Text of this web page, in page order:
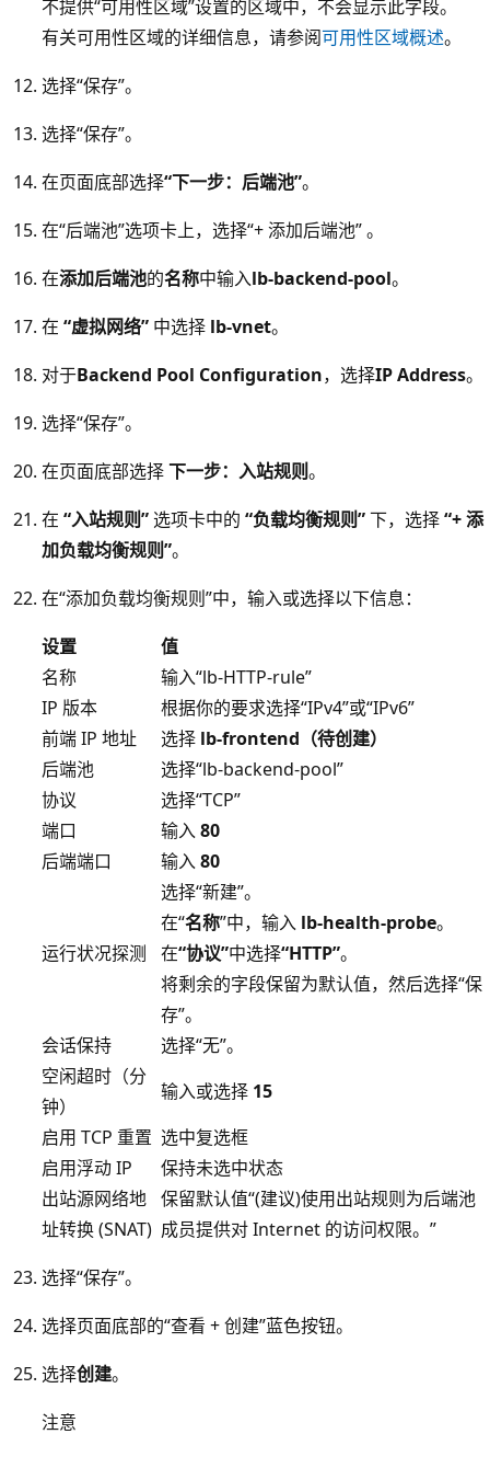
不提供“可用性区域”设置的区域中，不会显示此字段。
有关可用性区域的详细信息，请参阅可用性区域概述。
选择“保存”。
选择“保存”。
在页面底部选择“下一步：后端池”。
在“后端池”选项卡上，选择“+ 添加后端池” 。
在添加后端池的名称中输入lb-backend-pool。
在 “虚拟网络” 中选择 lb-vnet。
对于Backend Pool Configuration，选择IP Address。
选择“保存”。
在页面底部选择下一步：入站规则。
在 “入站规则”选项卡中的 “负载均衡规则”下，选择“+ 添
加负载均衡规则”。
在“添加负载均衡规则”中，输入或选择以下信息：
设置
值
名称
输入“lb-HTTP-rule”
IP 版本
根据你的要求选择“IPv4”或“IPv6”
前端 IP 地址
选择 lb-frontend（待创建）
后端池
选择“lb-backend-pool”
协议
选择“TCP”
端口
输入80
后端端口
输入80
运行状况探测
选择“新建”。
在“名称”中，输入 lb-health-probe。
在“协议”中选择“HTTP”。
将剩余的字段保留为默认值，然后选择“保
存”。
会话保持
选择“无”。
空闲超时（分
钟）
输入或选择 15
启用 TCP 重置 选中复选框
启用浮动 IP
保持未选中状态
出站源网络地
址转换 (SNAT)
保留默认值“(建议)使用出站规则为后端池
成员提供对 Internet 的访问权限。”
选择“保存”。
选择页面底部的“查看 + 创建”蓝色按钮。
选择创建。
注意